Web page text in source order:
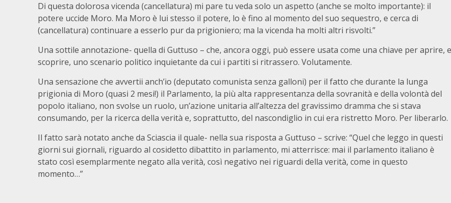
Di questa dolorosa vicenda (cancellatura) mi pare tu veda solo un aspetto (anche se molto importante): il
potere uccide Moro. Ma Moro è lui stesso il potere, lo è fino al momento del suo sequestro, e cerca di
(cancellatura) continuare a esserlo pur da prigioniero; ma la vicenda ha molti altri risvolti.”
Una sottile annotazione- quella di Guttuso – che, ancora oggi, può essere usata come una chiave per aprire, e
scoprire, uno scenario politico inquietante da cui i partiti si ritrassero. Volutamente.
Una sensazione che avvertii anch’io (deputato comunista senza galloni) per il fatto che durante la lunga
prigionia di Moro (quasi 2 mesi!) il Parlamento, la più alta rappresentanza della sovranità e della volontà del
popolo italiano, non svolse un ruolo, un’azione unitaria all’altezza del gravissimo dramma che si stava
consumando, per la ricerca della verità e, soprattutto, del nascondiglio in cui era ristretto Moro. Per liberarlo.
Il fatto sarà notato anche da Sciascia il quale- nella sua risposta a Guttuso – scrive: “Quel che leggo in questi
giorni sui giornali, riguardo al cosidetto dibattito in parlamento, mi atterrisce: mai il parlamento italiano è
stato così esemplarmente negato alla verità, così negativo nei riguardi della verità, come in questo
momento…”